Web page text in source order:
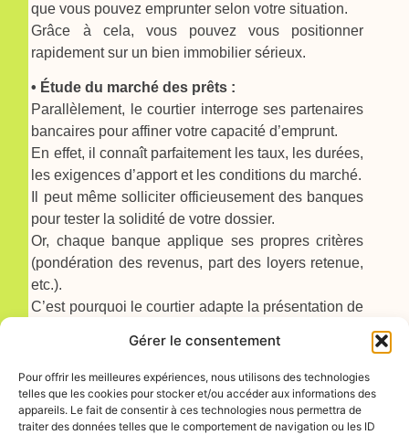
Gérer le consentement
Pour offrir les meilleures expériences, nous utilisons des technologies
telles que les cookies pour stocker et/ou accéder aux informations des
appareils. Le fait de consentir à ces technologies nous permettra de
traiter des données telles que le comportement de navigation ou les ID
que vous pouvez emprunter selon votre situation.
Grâce à cela, vous pouvez vous positionner
rapidement sur un bien immobilier sérieux.
• Étude du marché des prêts :
Parallèlement, le courtier interroge ses partenaires
bancaires pour affiner votre capacité d’emprunt.
En effet, il connaît parfaitement les taux, les durées,
les exigences d’apport et les conditions du marché.
Il peut même solliciter officieusement des banques
pour tester la solidité de votre dossier.
Or, chaque banque applique ses propres critères
(pondération des revenus, part des loyers retenue,
etc.).
C’est pourquoi le courtier adapte la présentation de
Plus vos revenus “pris en compte” seront élevés,
plus votre capacité d’emprunt pourra l’être aussi.
Le courtier valorise donc les points forts de votre
profil pour optimiser le montant empruntable.